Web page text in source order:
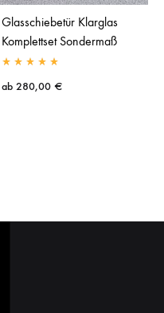
Glasschiebetür Klarglas
Komplettset Sondermaß
ab 280,00 €